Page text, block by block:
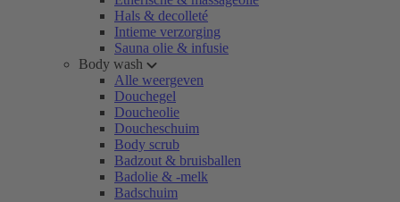
Hals & decolleté
Intieme verzorging
Sauna olie & infusie
Body wash
Alle weergeven
Douchegel
Doucheolie
Doucheschuim
Body scrub
Badzout & bruisballen
Badolie & -melk
Badschuim